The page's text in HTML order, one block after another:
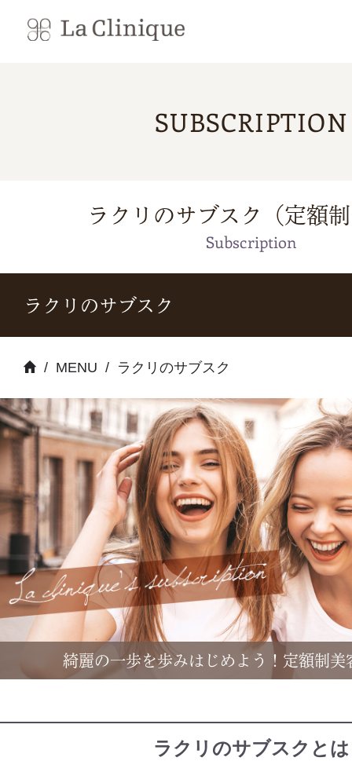
SUBSCRIPTION
ラクリのサブスク（定額
Subscription
ラクリのサブスク
/ MENU / ラクリのサブスク
綺麗の一歩を歩みはじめよう！定額制美
ラクリのサブスクとは